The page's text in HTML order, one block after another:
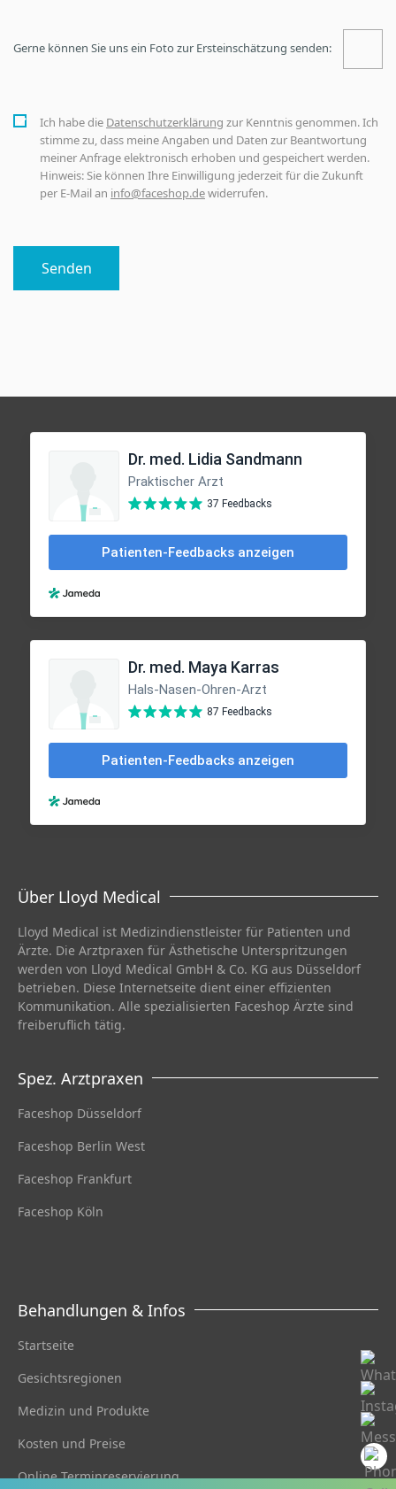
Gerne können Sie uns ein Foto zur Ersteinschätzung senden:
Ich habe die Datenschutzerklärung zur Kenntnis genommen. Ich
stimme zu, dass meine Angaben und Daten zur Beantwortung
meiner Anfrage elektronisch erhoben und gespeichert werden.
Hinweis: Sie können Ihre Einwilligung jederzeit für die Zukunft
per E-Mail an info@faceshop.dewiderrufen.
Senden
Über Lloyd Medical
Lloyd Medical ist Medizindienstleister für Patienten und
Ärzte. Die Arztpraxen für Ästhetische Unterspritzungen
werden von Lloyd Medical GmbH & Co. KG aus Düsseldorf
betrieben. Diese Internetseite dient einer effizienten
Kommunikation. Alle spezialisierten Faceshop Ärzte sind
freiberuflich tätig.
Spez. Arztpraxen
Faceshop Düsseldorf
Faceshop Berlin West
Faceshop Frankfurt
Faceshop Köln
Behandlungen & Infos
Startseite
Gesichtsregionen
Medizin und Produkte
Kosten und Preise
Online Terminreservierung